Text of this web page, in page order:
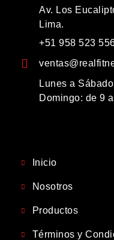
Av. Los
Lima.
+51 958 523
Lunes a
Domingo: de 9
Inicio
Nosotros
Productos
Términos y